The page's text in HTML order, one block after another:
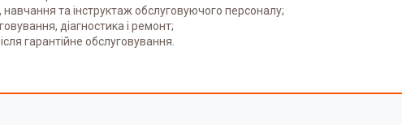
навчання та інструктаж обслуговуючого персоналу;
діагностика і ремонт;
гарантійне обслуговування.